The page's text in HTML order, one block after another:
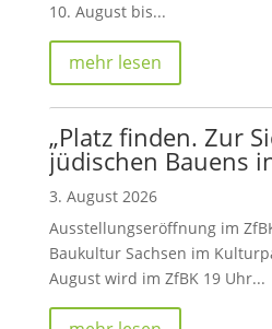
10. August bis...
mehr lesen
„Platz finden. Zur
jüdischen Bauens
3. August 2026
Ausstellungseröffnung im
Baukultur Sachsen im
August wird im ZfBK 19 Uhr...